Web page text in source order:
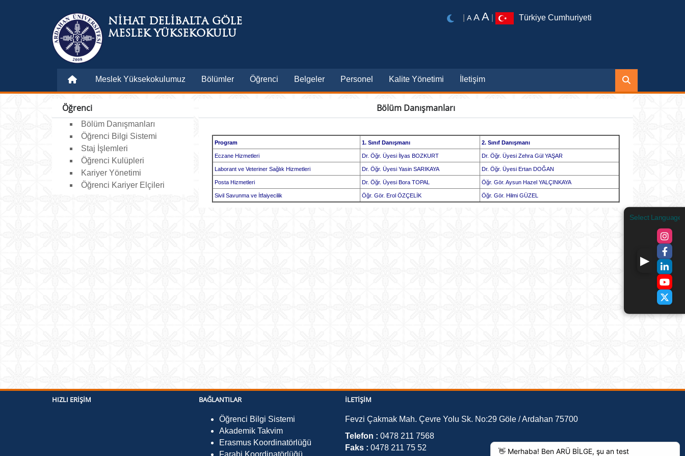
NİHAT DELİBALTA GÖLE
MESLEK YÜKSEKOKULU
A A A Türkiye Cumhuriyeti
Meslek Yüksekokulumuz Bölümler Öğrenci Belgeler Personel Kalite Yönetimi İletişim
Öğrenci
Bölüm Danışmanları
Öğrenci Bilgi Sistemi
Staj İşlemleri
Öğrenci Kulüpleri
Kariyer Yönetimi
Öğrenci Kariyer Elçileri
Bölüm Danışmanları
Program 1. Sınıf Danışmanı 2. Sınıf Danışmanı
Eczane Hizmetleri Dr. Öğr. Üyesi İlyas BOZKURT Dr. Öğr. Üyesi Zehra Gül YAŞAR
Laborant ve Veteriner Sağlık Hizmetleri Dr. Öğr. Üyesi Yasin SARIKAYA Dr. Öğr. Üyesi Ertan DOĞAN
Posta Hizmetleri Dr. Öğr. Üyesi Bora TOPAL Öğr. Gör. Aysun Hazel YALÇINKAYA
Sivil Savunma ve İtfaiyecilik Öğr. Gör. Erol ÖZÇELİK Öğr. Gör. Hilmi GÜZEL
Select Language
HIZLI ERIŞIM BAĞLANTILAR
Öğrenci Bilgi Sistemi
Akademik Takvim
Erasmus Koordinatörlüğü
Farabi Koordinatörlüğü
İLETIŞIM
Fevzi Çakmak Mah. Çevre Yolu Sk. No:29 Göle / Ardahan 75700
Telefon : 0478 211 7568
Faks : 0478 211 75 52